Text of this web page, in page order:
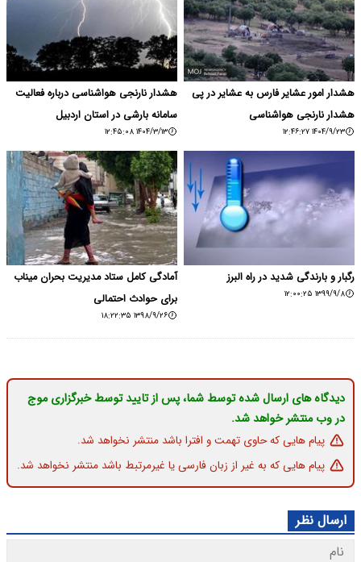
هشدار امور عشایر فارس به عشایر در پی
هشدار نارنجی هواشناسی
۱۴۰۴/۹/۲۳ ۱۲:۴۶:۲۷
هشدار نارنجی هواشناسی درباره فعالیت
سامانه بارشی در استان اردبیل
۱۴۰۴/۳/۱۳ ۱۲:۴۵:۰۸
رگبار و بارندگی شدید در راه البرز
۱۳۹۹/۹/۸ ۱۲:۰۰:۲۵
آمادگی کامل ستاد مدیریت بحران میناب
برای حوادث احتمالی
۱۳۹۸/۹/۲۶ ۱۸:۲۲:۳۵
دیدگاه های ارسال شده توسط شما، پس از تایید توسط خبرگزاری موج
در وب منتشر خواهد شد.
پیام هایی که حاوی تهمت و افترا باشد منتشر نخواهد شد.
پیام هایی که به غیر از زبان فارسی یا غیرمرتبط باشد منتشر نخواهد شد.
ارسال نظر